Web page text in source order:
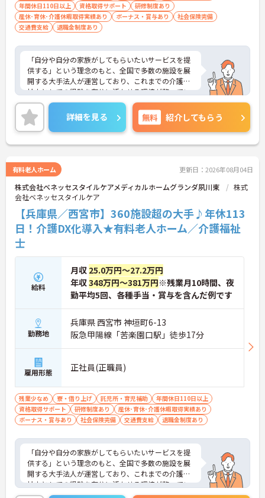
年間休日110日以上
資格取得サポート
研修制度あり
産休･育休･介護休暇取得実績あり
ボーナス・賞与あり
社会保険完備
交通費支給
退職金制度あり
「自分や自分の家族がしてもらいたいサービスを提
供する」という理念のもと、全国で多数の施設を展
開する大手法人が運営しており、これまでの介護福
祉士としての経験を存分に活かせる環境が整ってい
ます。最大の魅力は、専門性を正当に評価する独自
の社内資格「マジ神制度」。認知症ケア等の分野で
認定されると最大月4万円の手当が加算され、確実
な収入アップが可能です。また、スマホでの記録入
力や睡眠センサー等のDX化により、夜間業務などの
象となる年間3万円の医療費補助など大手ならでは
の圧倒的な福利厚生のもと、ケアマネジャーへのス
テップアップ等、介護のプロとして長期的なキャリ
アを築けます。
★おすすめPOINT★
【これまでの経験・専門性が正当に評価される環境
ると1資格につき月1万円（最大4万円）の手当が加
算されます。
・ケアマネジャーの受験料や対策講座、更新費用ま
で全額補助されるため、次のステップアップを自己
【最先端のDX導入で、身体的・精神的な負担を軽
減】
・スマホ記録や睡眠センサーを活用したデータに基
づくケアにより、夜間巡視や申し送りなどの業務負
担を大きく軽減しています。
・業務の効率化により月の平均残業時間は10時間程
度と少なく、体力的なゆとりを持ってご入居者様と
向き合えます。
【ご家族も安心できる、圧倒的な福利厚生が整って
・ご家族分も含めて年間3万円までの医療費補助
や、教育サービスの70%割引など、生活全体を支え
る独自の福利厚生が利用できます。
・小学校3年生までの時短・夜勤免除制度があり、
男性の育休取得実績も豊富なため、ライフステージ
詳細を見る 無料 紹介してもらう
有料老人ホーム 更新日：2026年08月04日
株式会社ベネッセスタイルケアメディカルホームグランダ夙川東
株式
会社ベネッセスタイルケア
【兵庫県／西宮市】360施設超の大手♪年休113
日！介護DX化導入★有料老人ホーム／介護福祉
士
給料
月収 25.0万円～27.2万円
年収348万円～381万円※残業月10時間、夜
勤平均5回、各種手当・賞与を含んだ例です
勤務地
兵庫県 西宮市 神垣町6-13
阪急甲陽線「苦楽園口駅」徒歩17分
雇用形態 正社員(正職員)
残業少なめ 寮・借り上げ 託児所・育児補助
年間休日110日以上
資格取得サポート
研修制度あり
産休･育休･介護休暇取得実績あり
ボーナス・賞与あり
社会保険完備 交通費支給 退職金制度あり
「自分や自分の家族がしてもらいたいサービスを提
供する」という理念のもと、全国で多数の施設を展
開する大手法人が運営しており、これまでの介護福
祉士としての経験を存分に活かせる環境が整ってい
ます。最大の魅力は、専門性を正当に評価する独自